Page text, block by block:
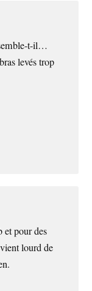
t-il…
levés trop
et pour des
lourd de